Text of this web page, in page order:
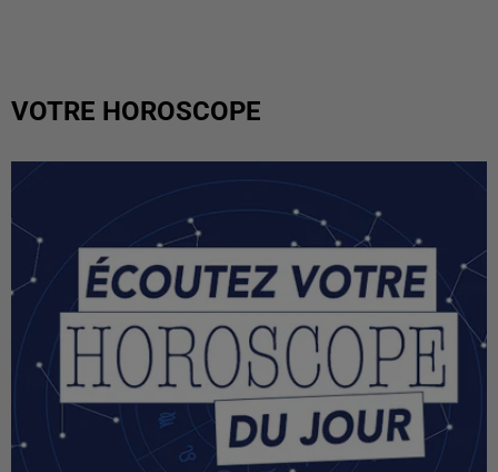
VOTRE HOROSCOPE